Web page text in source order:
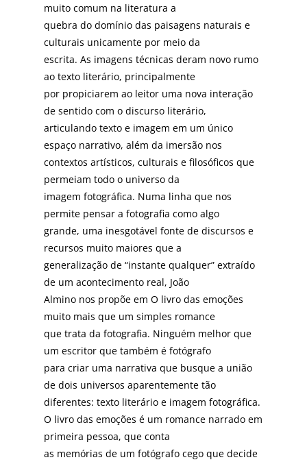
muito comum na literatura a
quebra do domínio das paisagens naturais e
culturais unicamente por meio da
escrita. As imagens técnicas deram novo rumo
ao texto literário, principalmente
por propiciarem ao leitor uma nova interação
de sentido com o discurso literário,
articulando texto e imagem em um único
espaço narrativo, além da imersão nos
contextos artísticos, culturais e filosóficos que
permeiam todo o universo da
imagem fotográfica. Numa linha que nos
permite pensar a fotografia como algo
grande, uma inesgotável fonte de discursos e
recursos muito maiores que a
generalização de “instante qualquer” extraído
de um acontecimento real, João
Almino nos propõe em O livro das emoções
muito mais que um simples romance
que trata da fotografia. Ninguém melhor que
um escritor que também é fotógrafo
para criar uma narrativa que busque a união
de dois universos aparentemente tão
diferentes: texto literário e imagem fotográfica.
O livro das emoções é um romance narrado em
primeira pessoa, que conta
as memórias de um fotógrafo cego que decide